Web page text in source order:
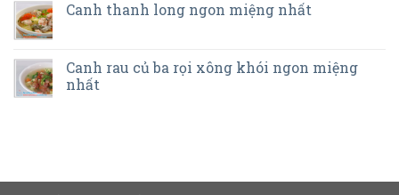
Canh thanh long ngon miệng nhất
Canh rau củ ba rọi xông khói ngon miệng
nhất